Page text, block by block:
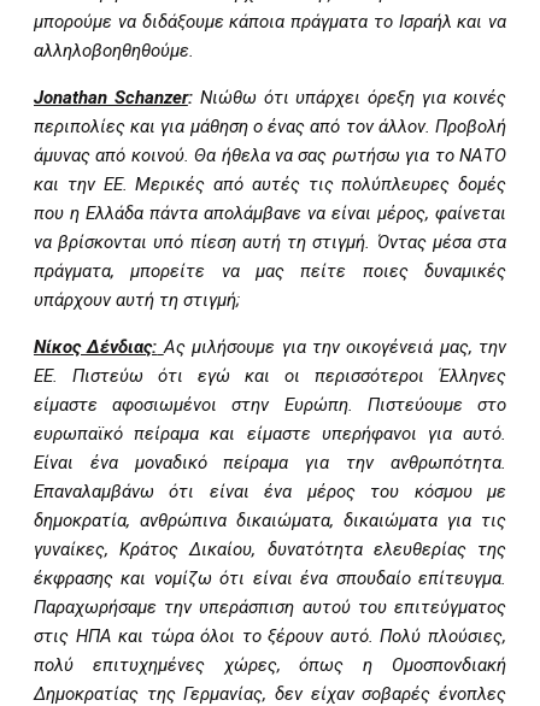
μπορούμε να διδάξουμε κάποια πράγματα το Ισραήλ και να
αλληλοβοηθηθούμε.
Jonathan Schanzer:Νιώθω ότι υπάρχει όρεξη για κοινές
περιπολίες και για μάθηση ο ένας από τον άλλον. Προβολή
άμυνας από κοινού. Θα ήθελα να σας ρωτήσω για το ΝΑΤΟ
και την ΕΕ. Μερικές από αυτές τις πολύπλευρες δομές
που η Ελλάδα πάντα απολάμβανε να είναι μέρος, φαίνεται
να βρίσκονται υπό πίεση αυτή τη στιγμή. Όντας μέσα στα
πράγματα, μπορείτε να μας πείτε ποιες δυναμικές
υπάρχουν αυτή τη στιγμή;
Νίκος Δένδιας: Ας μιλήσουμε για την οικογένειά μας, την
ΕΕ. Πιστεύω ότι εγώ και οι περισσότεροι Έλληνες
είμαστε αφοσιωμένοι στην Ευρώπη. Πιστεύουμε στο
ευρωπαϊκό πείραμα και είμαστε υπερήφανοι για αυτό.
Είναι ένα μοναδικό πείραμα για την ανθρωπότητα.
Επαναλαμβάνω ότι είναι ένα μέρος του κόσμου με
δημοκρατία, ανθρώπινα δικαιώματα, δικαιώματα για τις
γυναίκες, Κράτος Δικαίου, δυνατότητα ελευθερίας της
έκφρασης και νομίζω ότι είναι ένα σπουδαίο επίτευγμα.
Παραχωρήσαμε την υπεράσπιση αυτού του επιτεύγματος
στις ΗΠΑ και τώρα όλοι το ξέρουν αυτό. Πολύ πλούσιες,
πολύ επιτυχημένες χώρες, όπως η Ομοσπονδιακή
Δημοκρατίας της Γερμανίας, δεν είχαν σοβαρές ένοπλες